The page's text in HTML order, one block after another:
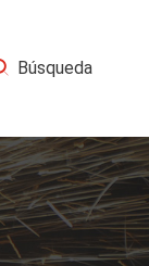
Búsqueda